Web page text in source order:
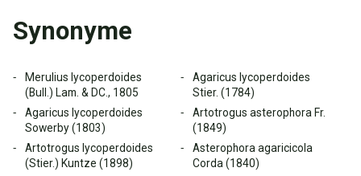
Synonyme
Merulius lycoperdoides
(Bull.) Lam. & DC., 1805
Agaricus lycoperdoides
Stier. (1784)
Agaricus lycoperdoides
Sowerby (1803)
Artotrogus asterophora Fr.
(1849)
Artotrogus lycoperdoides
(Stier.) Kuntze (1898)
Asterophora agaricicola
Corda (1840)